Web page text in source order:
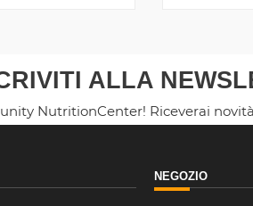
ALLA
NutritionCenter! Riceverai
NEGOZIO